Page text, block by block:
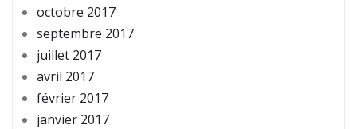
octobre 2017
septembre 2017
juillet 2017
avril 2017
février 2017
janvier 2017